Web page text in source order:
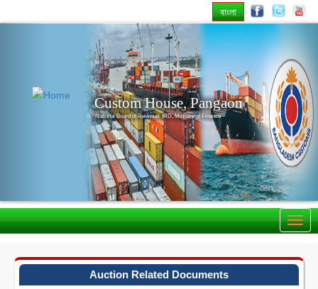
বাংলা
Custom House, Pangaon
National Board of Revenue, IRD, Ministry of Finance
Auction Related Documents